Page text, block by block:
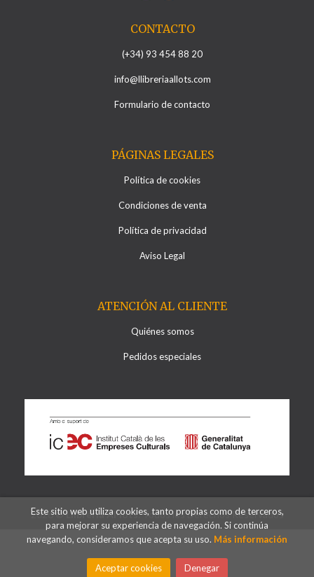
CONTACTO
(+34) 93 454 88 20
info@llibreriaallots.com
Formulario de contacto
PÁGINAS LEGALES
Política de cookies
Condiciones de venta
Política de privacidad
Aviso Legal
ATENCIÓN AL CLIENTE
Quiénes somos
Pedidos especiales
2026 ©Llibreria Al·lots. Todos los Derechos Reservados
Este sitio web utiliza cookies, tanto propias como de terceros,
para mejorar su experiencia de navegación. Si continúa
navegando, consideramos que acepta su uso. Más información
Aceptar cookies Denegar